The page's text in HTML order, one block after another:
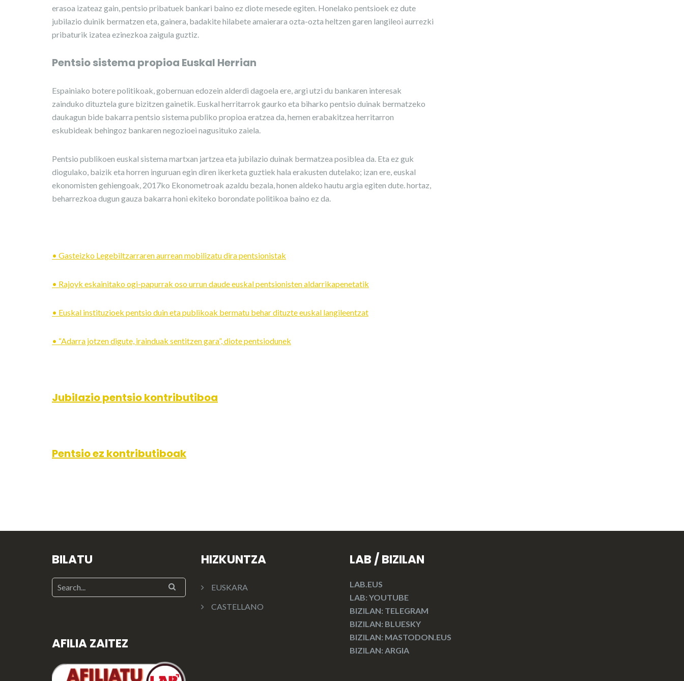
erasoa izateaz gain, pentsio pribatuek bankari baino ez diote mesede egiten. Honelako pentsioek ez dute
jubilazio duinik bermatzen eta, gainera, badakite hilabete amaierara ozta-ozta heltzen garen langileoi aurrezki
pribaturik izatea ezinezkoa zaigula guztiz.
Pentsio sistema propioa Euskal Herrian
Espainiako botere politikoak, gobernuan edozein alderdi dagoela ere, argi utzi du bankaren interesak
zainduko dituztela gure bizitzen gainetik. Euskal herritarrok gaurko eta biharko pentsio duinak bermatzeko
daukagun bide bakarra pentsio sistema publiko propioa eratzea da, hemen erabakitzea herritarron
eskubideak behingoz bankaren negozioei nagusituko zaiela.
Pentsio publikoen euskal sistema martxan jartzea eta jubilazio duinak bermatzea posiblea da. Eta ez guk
diogulako, baizik eta horren inguruan egin diren ikerketa guztiek hala erakusten dutelako; izan ere, euskal
ekonomisten gehiengoak, 2017ko Ekonometroak azaldu bezala, honen aldeko hautu argia egiten dute. hortaz,
beharrezkoa dugun gauza bakarra honi ekiteko borondate politikoa baino ez da.
• Gasteizko Legebiltzarraren aurrean mobilizatu dira pentsionistak
• Rajoyk eskainitako ogi-papurrak oso urrun daude euskal pentsionisten aldarrikapenetatik
• Euskal instituzioek pentsio duin eta publikoak bermatu behar dituzte euskal langileentzat
• “Adarra jotzen digute, irainduak sentitzen gara”, diote pentsiodunek
Jubilazio pentsio kontributiboa
Pentsio ez kontributiboak
BILATU
AFILIA ZAITEZ
HIZKUNTZA
EUSKARA
CASTELLANO
LAB / BIZILAN
LAB.EUS
LAB: YOUTUBE
BIZILAN: TELEGRAM
BIZILAN: BLUESKY
BIZILAN: MASTODON.EUS
BIZILAN: ARGIA